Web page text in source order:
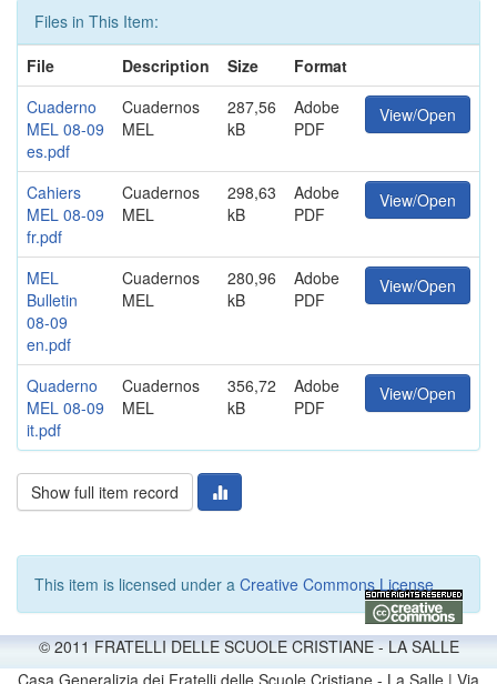
Files in This Item:
File
Description Size
Format
Cuaderno
MEL 08-09
es.pdf
Cuadernos
MEL
287,56
kB
Adobe
PDF
View/Open
Cahiers
MEL 08-09
fr.pdf
Cuadernos
MEL
298,63
kB
Adobe
PDF
View/Open
MEL
Bulletin
08-09
en.pdf
Cuadernos
MEL
280,96
kB
Adobe
PDF
View/Open
Quaderno
MEL 08-09
it.pdf
Cuadernos
MEL
356,72
kB
Adobe
PDF
View/Open
Show full item record
This item is licensed under a Creative Commons License
© 2011 FRATELLI DELLE SCUOLE CRISTIANE - LA SALLE